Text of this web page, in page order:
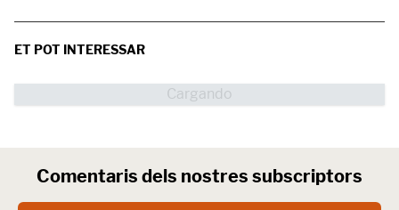
ET POT INTERESSAR
Comentaris dels nostres subscriptors